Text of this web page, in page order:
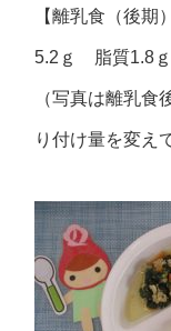
【離乳食（後
5.2ｇ 脂質1.8ｇ
（写真は離乳
り付け量を変え